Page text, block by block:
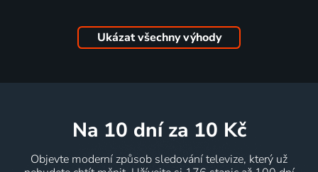
Ukázat všechny výhody
na 10 dní za 10 Kč
Objevte moderní způsob sledování televize, který už